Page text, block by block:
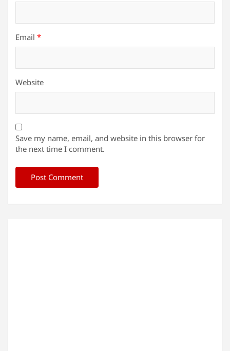
Email *
Website
Save my name, email, and website in this browser for
the next time I comment.